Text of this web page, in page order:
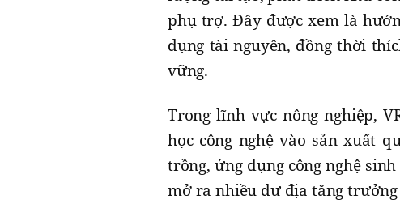
phụ trợ. Đây được xem là
dụng tài nguyên, đồng thời
vững.
Trong lĩnh vực nông nghiệp,
học công nghệ vào sản xuất
trồng, ứng dụng công nghệ
mở ra nhiều dư địa tăng trưởng